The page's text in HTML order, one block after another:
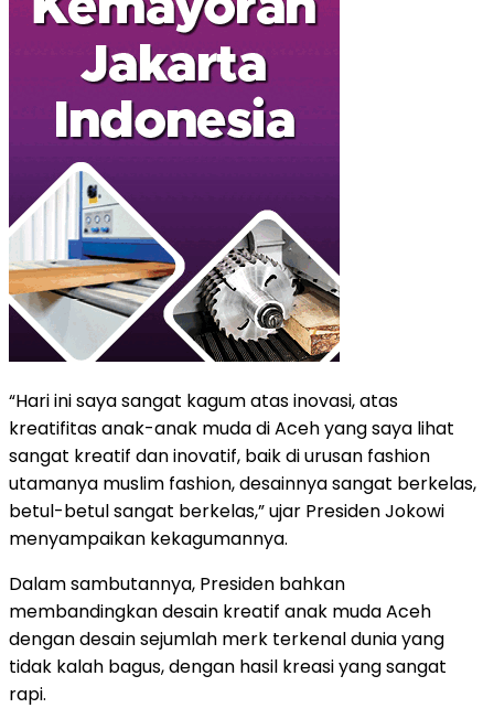
“Hari ini saya sangat kagum atas inovasi, atas
kreatifitas anak-anak muda di Aceh yang saya lihat
sangat kreatif dan inovatif, baik di urusan fashion
utamanya muslim fashion, desainnya sangat berkelas,
betul-betul sangat berkelas,” ujar Presiden Jokowi
menyampaikan kekagumannya.
Dalam sambutannya, Presiden bahkan
membandingkan desain kreatif anak muda Aceh
dengan desain sejumlah merk terkenal dunia yang
tidak kalah bagus, dengan hasil kreasi yang sangat
rapi.